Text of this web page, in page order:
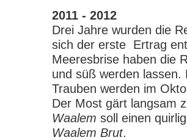
2011 - 2012
Drei Jahre wurden die
sich der erste Ertrag
Meeresbrise haben die
und süß werden lassen.
Trauben werden im
Der Most gärt langsam
Waalem soll einen
Waalem Brut.